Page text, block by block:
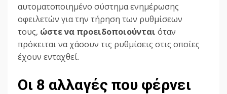
αυτοματοποιημένο σύστημα ενημέρωσης
οφειλετών για την τήρηση των ρυθμίσεων
τους, ώστε να προειδοποιούνται όταν
πρόκειται να χάσουν τις ρυθμίσεις στις οποίες
έχουν ενταχθεί.
Οι 8 αλλαγές που φέρνει